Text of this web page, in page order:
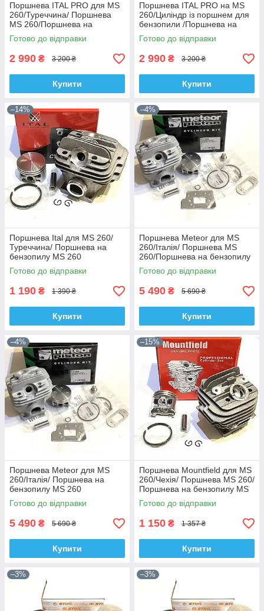
Поршнева ITAL PRO для MS
260/Туреччина/ Поршнева
MS 260/Поршнева на
бензопилу MS 260
Готово до відправки
2 990 ₴ 3 200 ₴
Купити
Поршнева ITAL PRO на MS
260/Циліндр із поршнем для
бензопили /Поршнева на
мотопилу
Готово до відправки
2 990 ₴ 3 200 ₴
Купити
–14%
Поршнева Ital для MS 260/
Туреччина/ Поршнева на
бензопилу MS 260
Готово до відправки
1 190 ₴ 1 390 ₴
Купити
–4%
Поршнева Meteor для MS
260/Італія/ Поршнева MS
260/Поршнева на бензопилу
MS 260
Готово до відправки
5 490 ₴ 5 690 ₴
Купити
–4%
Поршнева Meteor для MS
260/Італія/ Поршнева на
бензопилу MS 260
Готово до відправки
5 490 ₴ 5 690 ₴
Купити
–15%
Поршнева Mountfield для MS
260/Чехія/ Поршнева MS 260/
Поршнева на бензопилу MS
260
Готово до відправки
1 150 ₴ 1 357 ₴
Купити
–3% –3%